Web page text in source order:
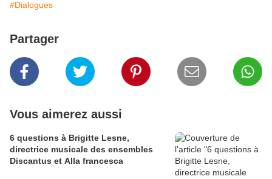
#Dialogues
Partager
Vous aimerez aussi
6 questions à Brigitte Lesne,
directrice musicale des ensembles
Discantus et Alla francesca